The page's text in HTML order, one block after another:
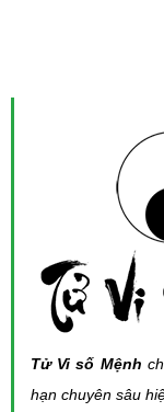
Tử Vi số Mệnh
hạn chuyên sâu